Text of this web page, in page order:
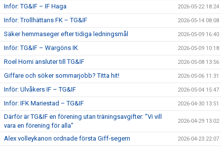
Inför: TG&IF – IF Haga 2026-05-22 18:24
Inför: Trollhättans FK – TG&IF 2026-05-14 08:08
Säker hemmaseger efter tidiga ledningsmål 2026-05-09 16:40
Inför: TG&IF – Wargöns IK 2026-05-09 10:18
Roel Homi ansluter till TG&IF 2026-05-08 13:56
Giffare och söker sommarjobb? Titta hit! 2026-05-06 11:31
Inför: Ulvåkers IF – TG&IF 2026-05-04 15:47
Inför: IFK Mariestad – TG&IF 2026-04-30 13:51
Därför är TG&IF en förening utan träningsavgifter: ”Vi vill
vara en förening för alla”
2026-04-29 13:02
Alex volleykanon ordnade första Giff-segern 2026-04-23 22:07